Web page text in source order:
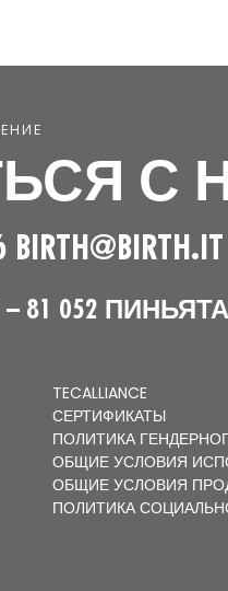
С
BIRTH@BIRTH.IT
– 81 052
TECALLIANCE
СЕРТИФИКАТЫ
ПОЛИТИКА
ОБЩИЕ УСЛОВИЯ
ОБЩИЕ УСЛОВИЯ
ПОЛИТИКА